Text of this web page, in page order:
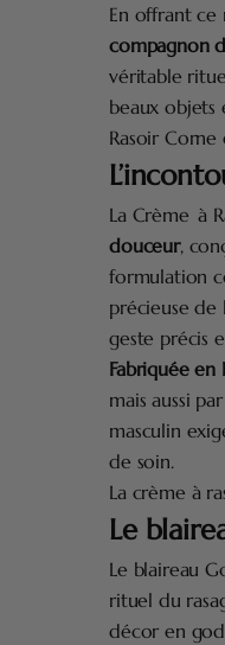
En offrant ce
compagnon
véritable
beaux
Rasoir Corne
La Crème à
douceur,
formulation
précieuse de
geste précis
Fabriquée en
mais aussi
masculin
de soin.
La crème à
Le
Le blaireau
rituel du
décor en